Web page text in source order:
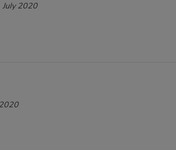
July 2020